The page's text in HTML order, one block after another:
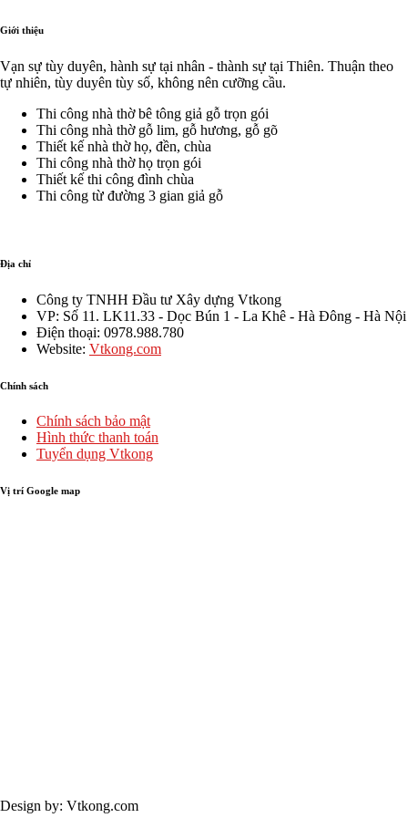
Phúc
Bình
TGNT23
kiến
trúc
truyền
thống
sắc
dòng
tộc
nhà
ngang
chữ
L
hoặc
chữ
U
Giới thiệu
Vạn sự tùy duyên, hành sự tại nhân - thành sự tại Thiên. Thuận theo
tự nhiên, tùy duyên tùy số, không nên cưỡng cầu.
Thi công nhà thờ bê tông giả gỗ trọn gói
Thi công nhà thờ gỗ lim, gỗ hương, gỗ gõ
Thiết kế nhà thờ họ, đền, chùa
Thi công nhà thờ họ trọn gói
Thiết kế thi công đình chùa
Thi công từ đường 3 gian giả gỗ
Địa chỉ
Công ty TNHH Đầu tư Xây dựng Vtkong
VP: Số 11. LK11.33 - Dọc Bún 1 - La Khê - Hà Đông - Hà Nội
Điện thoại: 0978.988.780
Website: Vtkong.com
Chính sách
Chính sách bảo mật
Hình thức thanh toán
Tuyển dụng Vtkong
Vị trí Google map
Design by: Vtkong.com